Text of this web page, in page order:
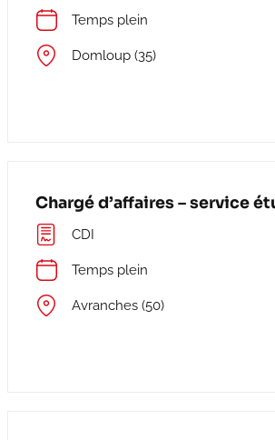
Temps plein
Domloup (35)
Chargé d’affaires – service
CDI
Temps plein
Avranches (50)